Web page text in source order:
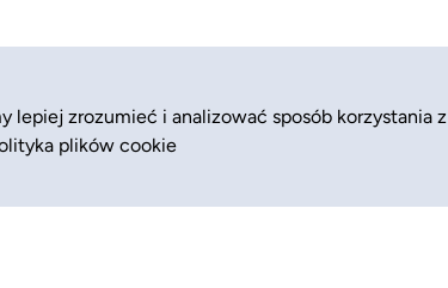
zrozumieć i analizować sposób korzystania z
plików cookie